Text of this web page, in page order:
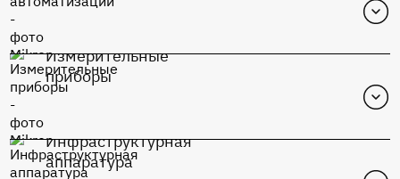
Перейти в каталог
К1948ВК015
Перейти в каталог
К1948ВК015
Измерительные
приборы
Инфраструктурная
аппаратура